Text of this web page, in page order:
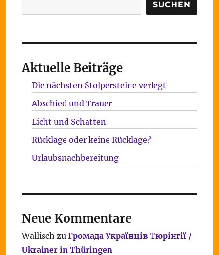
SUCHEN
Aktuelle Beiträge
Die nächsten Stolpersteine verlegt
Abschied und Trauer
Licht und Schatten
Rücklage oder keine Rücklage?
Urlaubsnachbereitung
Neue Kommentare
Wallisch zu Громада Українців Тюрінгії /
Ukrainer in Thüringen